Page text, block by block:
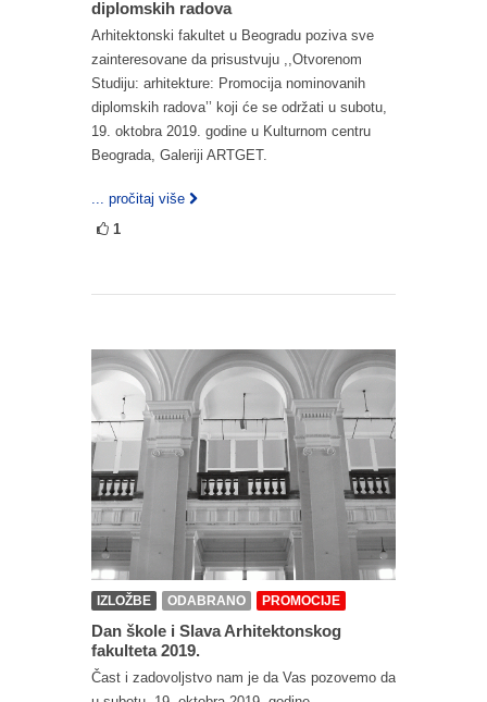
diplomskih radova
Arhitektonski fakultet u Beogradu poziva sve
zainteresovane da prisustvuju ,,Otvorenom
Studiju: arhitekture: Promocija nominovanih
diplomskih radova’’ koji će se održati u subotu,
19. oktobra 2019. godine u Kulturnom centru
Beograda, Galeriji ARTGET.
... pročitaj više
1
IZLOŽBE ODABRANO PROMOCIJE
Dan škole i Slava Arhitektonskog
fakulteta 2019.
Čast i zadovoljstvo nam je da Vas pozovemo da